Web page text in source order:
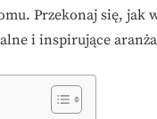
Przekonaj się, jak
i inspirujące